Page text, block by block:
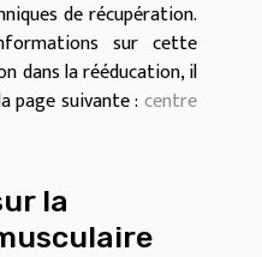
de récupération.
sur cette
dans la rééducation, il
page suivante : centre
la